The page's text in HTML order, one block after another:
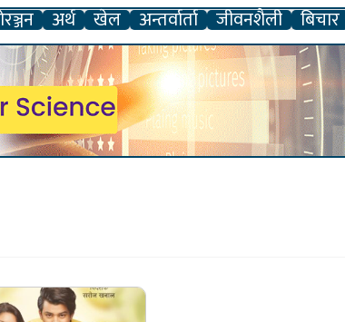
अर्थ खेल अन्तर्वार्ता जीवनशैली बिचार